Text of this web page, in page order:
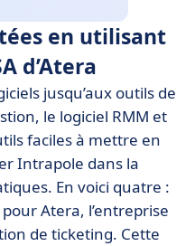
en utilisant
d’Atera
jusqu’aux outils de
le logiciel RMM et
faciles à mettre en
Intrapole dans la
En voici quatre :
Atera, l’entreprise
de ticketing. Cette